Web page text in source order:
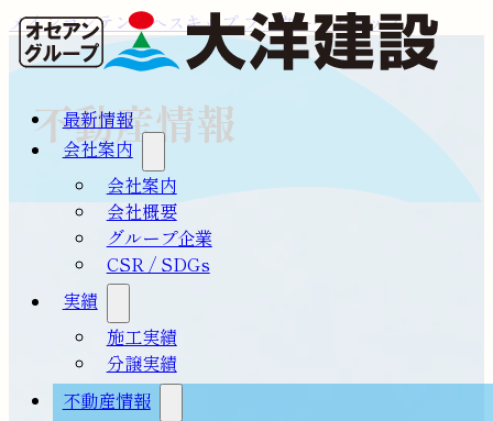
メインコンテンツへスキップフッターへスキップ
最新情報
会社案内
会社案内
会社概要
グループ企業
CSR / SDGs
実績
施工実績
分譲実績
不動産情報
不動産情報